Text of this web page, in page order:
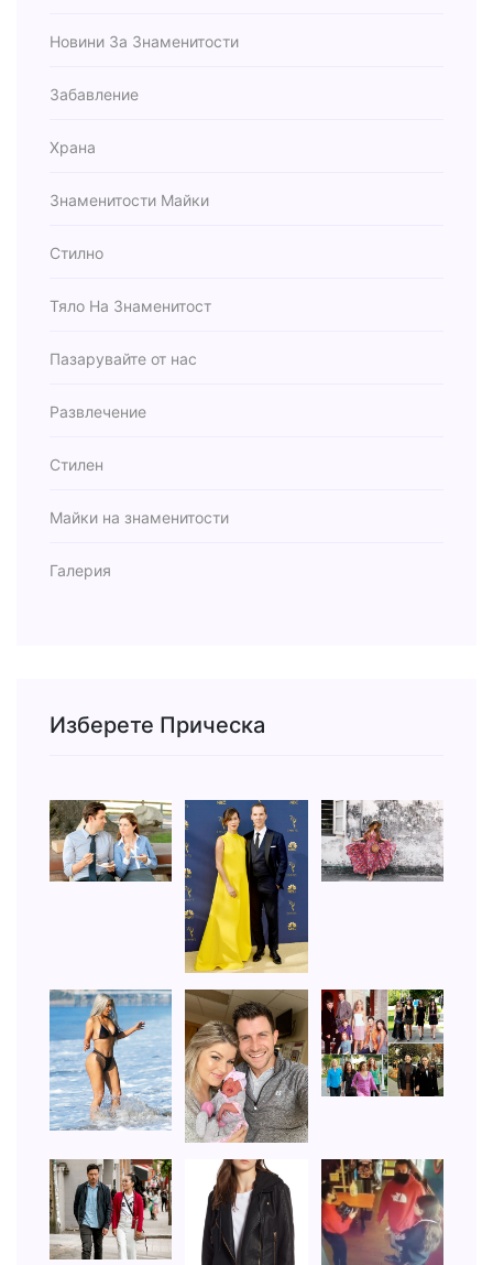
Новини За Знаменитости
Забавление
Храна
Знаменитости Майки
Стилно
Тяло На Знаменитост
Пазарувайте от нас
Развлечение
Стилен
Майки на знаменитости
Галерия
Изберете Прическа